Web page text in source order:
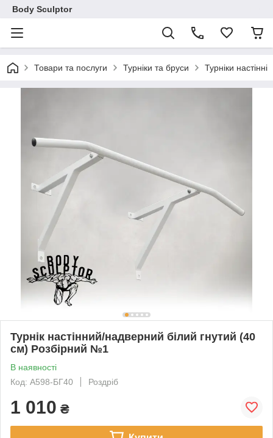
Body Sculptor
Товари та послуги Турніки та бруси Турніки настінні
Турнік настінний/надверний білий гнутий (40
см) Розбірний №1
В наявності
Код: А598-БГ40
Роздріб
1 010 ₴